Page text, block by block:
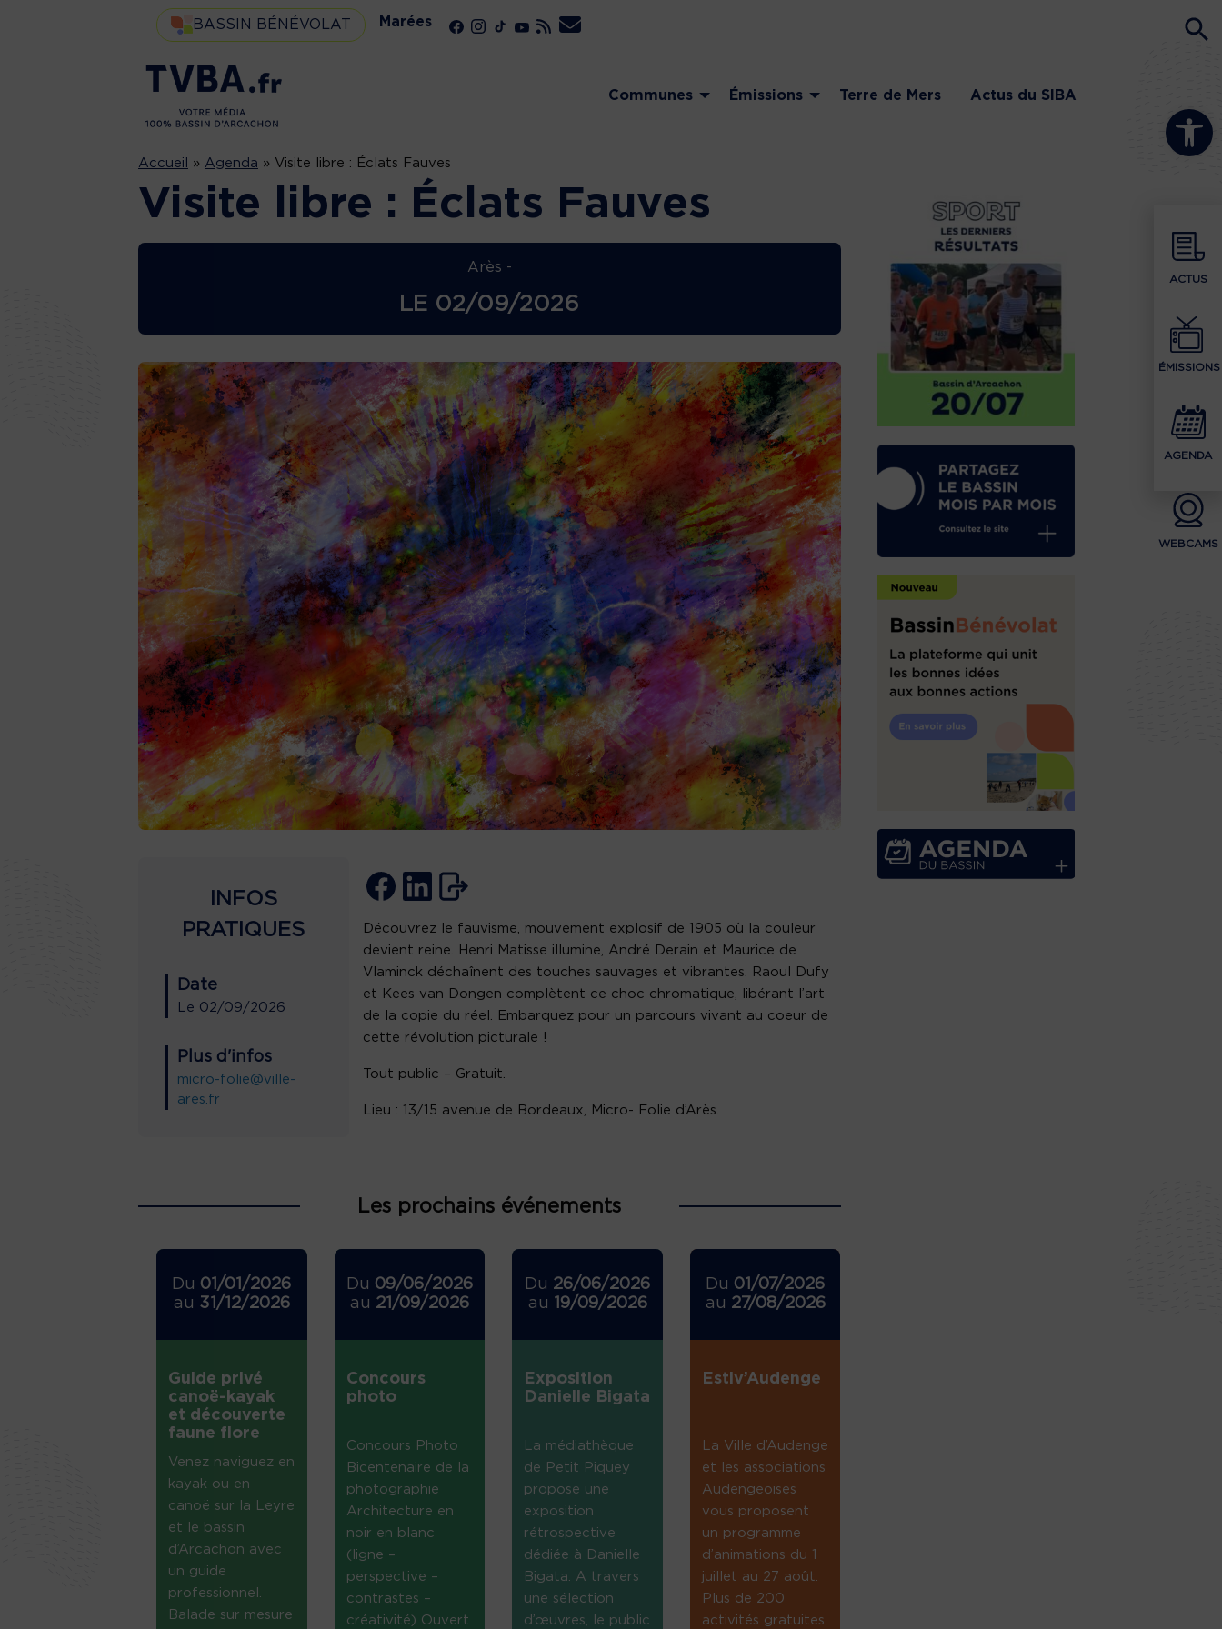
Ouvrir la
ACTUS
ÉMISSIONS
AGENDA
WEBCAMS
BASSIN BÉNÉVOLAT Marées
Communes Émissions Terre de Mers Actus du SIBA
Accueil » Agenda » Visite libre : Éclats Fauves
Visite libre : Éclats Fauves
Arès -
LE 02/09/2026
INFOS
PRATIQUES
Date
Le 02/09/2026
Plus d'infos
micro-folie@ville-
ares.fr
Découvrez le fauvisme, mouvement explosif de 1905 où la couleur
devient reine. Henri Matisse illumine, André Derain et Maurice de
Vlaminck déchaînent des touches sauvages et vibrantes. Raoul Dufy
et Kees van Dongen complètent ce choc chromatique, libérant l’art
de la copie du réel. Embarquez pour un parcours vivant au coeur de
cette révolution picturale !
Tout public – Gratuit.
Lieu : 13/15 avenue de Bordeaux, Micro- Folie d’Arès.
Les prochains événements
Du 01/01/2026
au 31/12/2026
Guide privé
canoë-kayak
et découverte
faune flore
Venez naviguez en
kayak ou en
canoë sur la Leyre
et le bassin
d’Arcachon avec
un guide
professionnel.
Balade sur mesure
Du 09/06/2026
au 21/09/2026
Concours
photo
Concours Photo
Bicentenaire de la
photographie
Architecture en
noir en blanc
(ligne –
perspective –
contrastes –
créativité) Ouvert
Du 26/06/2026
au 19/09/2026
Exposition
Danielle Bigata
La médiathèque
de Petit Piquey
propose une
exposition
rétrospective
dédiée à Danielle
Bigata. A travers
une sélection
d’œuvres, le public
Du 01/07/2026
au 27/08/2026
Estiv’Audenge
La Ville d’Audenge
et les associations
Audengeoises
vous proposent
un programme
d’animations du 1
juillet au 27 août.
Plus de 200
activités gratuites